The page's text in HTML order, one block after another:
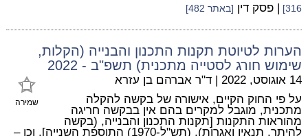
316]
| פסק דין [באתר 482]
הערות לטיוטת תקנות התכנון והבנייה (הקלות,
שימוש חורג לסטייה מתכנית) תשפ"ב - 2022
שמירה
14 אוגוסט, 2022 | ד"ר אברהם בן עזרא
על פי החוק הקיים, אישורה של בקשה להקלה
מתכנית, מוגבל למקרים בהם אין בבקשה חריגה
מהוראות התקנות [תקנות התכנון והבנייה, (בקשה
להיתר, תנאיו ואגרות), (תש"ל-1970) התוספת השנייה], וכן –